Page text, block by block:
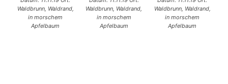
Waldbrunn, Waldrand,
in morschem
Apfelbaum
Waldbrunn, Waldrand,
in morschem
Apfelbaum
Waldbrunn, Waldrand,
in morschem
Apfelbaum